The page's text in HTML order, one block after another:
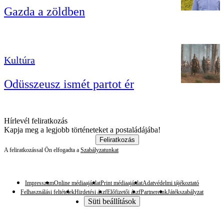
Gazda a zöldben
Kultúra
Odüsszeusz ismét partot ér
Hírlevél feliratkozás
Kapja meg a legjobb történeteket a postaládájába!
Feliratkozás
A feliratkozással Ön elfogadta a Szabályzatunkat
ImpresszumOnline médiaajánlatPrint médiaajánlatAdatvédelmi tájékoztató
Felhasználási feltételekHirdetési ászfElőfizetői ászfPartnereinkJátékszabályzat
Süti beállítások